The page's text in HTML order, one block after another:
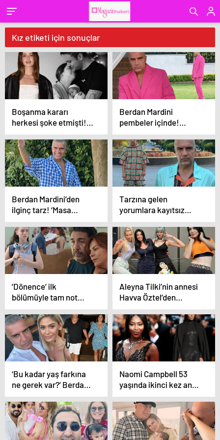
Kız etiketi için sonuçlar
Boşanma kararı
herkesi şoke etmişti!
‘Olması gereken oldu’
Berdan Mardini
pembeler içinde!
‘Barbie evde ağlıyor’
Berdan Mardini’den
ilginç tarz! ‘Masa
örtüsü konsepti’
Tarzına gelen
yorumlara kayıtsız
kalamadı! ‘Yok Berdan
Barbini’
‘Dönence’ ilk
bölümüyle tam not
aldı! ‘Eğer büyülü taşa
basarsan buradan
gidemezsin’
Aleyna Tilki’nin annesi
Havva Öztel’den
takipçisine: Üçüncü
çocuğa ihtiyacım yok
‘Bu kadar yaş farkına
ne gerek var?’ Berdan
Mardini sevgilisi ile
fotoğrafını paylaştı
Naomi Campbell 53
yaşında ikinci kez anne
oldu! ‘Hoş geldin
bebeğim’